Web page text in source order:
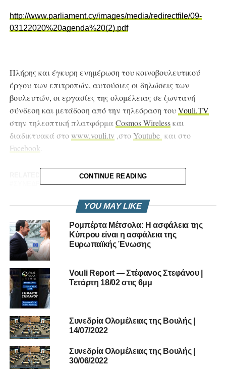
http://www.parliament.cy/images/media/redirectfile/09-
03122020%20agenda%20(2).pdf
Πλήρης και έγκυρη ενημέρωση του κοινοβουλευτικού
έργου των επιτροπών, αυτούσιες οι δηλώσεις των
βουλευτών, οι εργασίες της ολομέλειας σε ζωντανή
σύνδεση και μετάδοση από την τηλεόραση τουVouli.TV
στην τηλεοπτική πλατφόρμαCosmos Wirelessκαι
διαδικτυακά στοwww.vouli.tv,στοYoutube και στο
Facebook
VOULI REPORT
ΣΥΝΕΔΡΊΑ ΟΛΟΜΈΛΕΙΑΣ ΤΗΣ ΒΟΥΛΉΣ
Vouli report | 7/12/2020
DON'T MISS
ΚΟΙΝΟΒΟΥΛΕΥΤΙΚΗ ΕΠΙΤΡΟΠΗ ΥΓΕΙΑΣ | Vouli
report – 03/12/2020
CONTINUE READING
YOU MAY LIKE
Ρομπέρτα Μέτσολα: Η ασφάλεια της
Κύπρου είναι η ασφάλεια της
Ευρωπαϊκής Ένωσης
Vouli Report — Στέφανος Στεφάνου |
Τετάρτη 18/02 στις 6μμ
Συνεδρία Ολομέλειας της Βουλής |
14/07/2022
Συνεδρία Ολομέλειας της Βουλής |
30/06/2022